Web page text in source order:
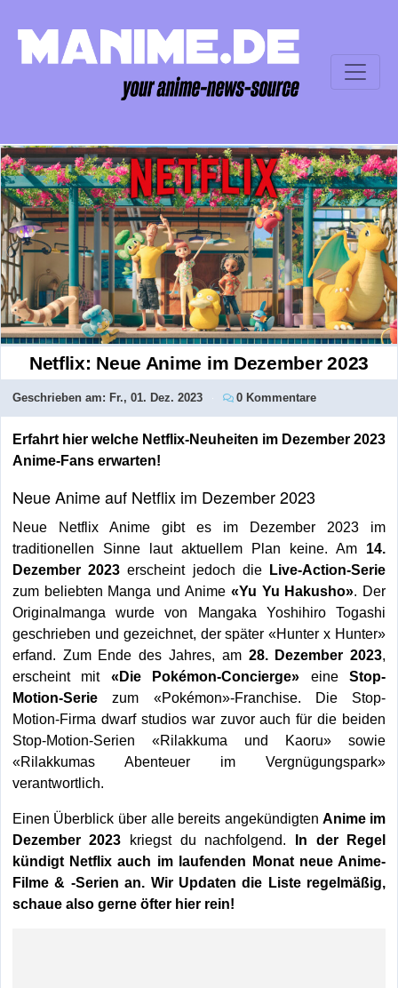
Netflix: Neue Anime im Dezember 2023
Geschrieben am: Fr., 01. Dez. 2023 0 Kommentare
Erfahrt hier welche Netflix-Neuheiten im Dezember 2023
Anime-Fans erwarten!
Neue Anime auf Netflix im Dezember 2023
Neue Netflix Anime gibt es im Dezember 2023 im
traditionellen Sinne laut aktuellem Plan keine. Am 14.
Dezember 2023 erscheint jedoch die Live-Action-Serie
zum beliebten Manga und Anime «Yu Yu Hakusho». Der
Originalmanga wurde von Mangaka Yoshihiro Togashi
geschrieben und gezeichnet, der später «Hunter x Hunter»
erfand. Zum Ende des Jahres, am 28. Dezember 2023,
erscheint mit «Die Pokémon-Concierge» eineStop-
Motion-Seriezum «Pokémon»-Franchise. Die Stop-
Motion-Firma dwarf studios war zuvor auch für die beiden
Stop-Motion-Serien «Rilakkuma und Kaoru» sowie
«Rilakkumas Abenteuer im Vergnügungspark»
verantwortlich.
Einen Überblick über alle bereits angekündigten Anime im
Dezember 2023 kriegst du nachfolgend. In der Regel
kündigt Netflix auch im laufenden Monat neue Anime-
Filme & -Serien an. Wir Updaten die Liste regelmäßig,
schaue also gerne öfter hier rein!